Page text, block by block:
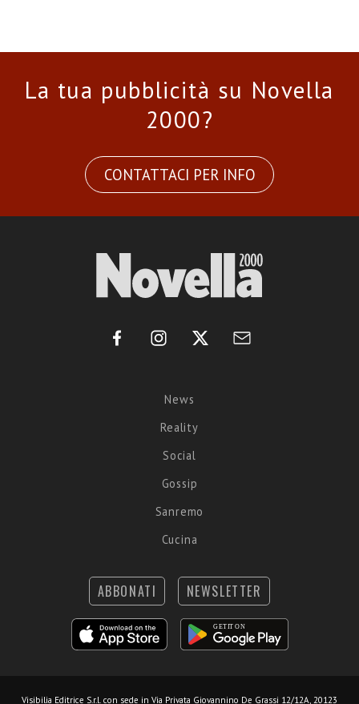
La tua pubblicità su Novella
2000?
CONTATTACI PER INFO
News
Reality
Social
Gossip
Sanremo
Cucina
ABBONATI NEWSLETTER
Visibilia Editrice S.r.l. con sede in Via Privata Giovannino De Grassi 12/12A, 20123